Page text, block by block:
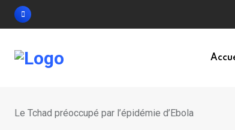
Skip
Le Tchad préoccupé par l’épidémie d’Ebola